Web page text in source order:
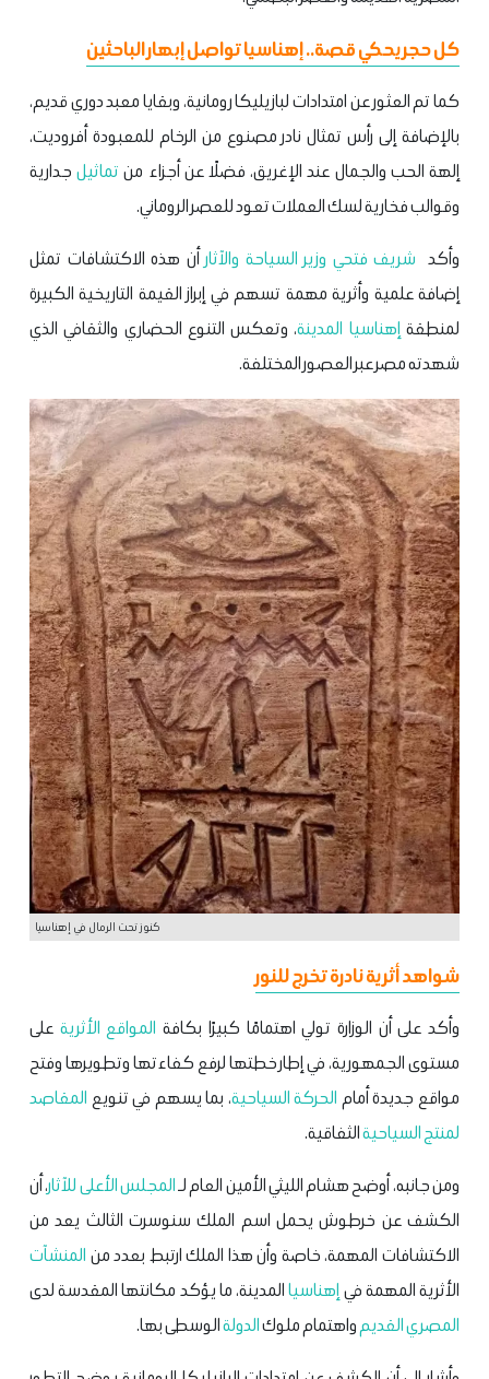
كل حجر يحكي قصة.. إهناسيا تواصل إبهار الباحثين
كما تم العثور عن امتدادات لبازيليكا رومانية، وبقايا معبد دوري قديم،
بالإضافة إلى رأس تمثال نادر مصنوع من الرخام للمعبودة أفروديت،
إلهة الحب والجمال عند الإغريق، فضلًا عن أجزاء من تماثيلجدارية
وقوالب فخارية لسك العملات تعود للعصر الروماني.
وأكد شريف فتحي وزير السياحة والآثار أن هذه الاكتشافات تمثل
إضافة علمية وأثرية مهمة تسهم في إبراز القيمة التاريخية الكبيرة
لمنطقة إهناسيا المدينة، وتعكس التنوع الحضاري والثقافي الذي
شهدته مصر عبر العصور المختلفة.
كنوز تحت الرمال في إهناسيا
شواهد أثرية نادرة تخرج للنور
وأكد على أن الوزارة تولي اهتمامًا كبيرًا بكافة المواقع الأثرية على
مستوى الجمهورية، في إطار خطتها لرفع كفاءتها وتطويرها وفتح
مواقع جديدة أمام الحركة السياحية، بما يسهم في تنويع المقاصد
لمنتج السياحيةالثفاقية.
ومن جانبه، أوضح هشام الليثي الأمين العام لـالمجلس الأعلى للآثار، أن
الكشف عن خرطوش يحمل اسم الملك سنوسرت الثالث يعد من
الاكتشافات المهمة، خاصة وأن هذا الملك ارتبط بعدد من المنشآت
الأثرية المهمة في إهناسياالمدينة، ما يؤكد مكانتها المقدسة لدى
المصري القديمواهتمام ملوكالدولةالوسطى بها.